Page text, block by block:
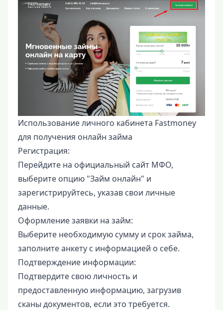
Использование личного кабинета Fastmoney
для получения онлайн займа
Регистрация:
Перейдите на официальный сайт МФО,
выберите опцию "Займ онлайн" и
зарегистрируйтесь, указав свои личные
данные.
Оформление заявки на займ:
Выберите необходимую сумму и срок займа,
заполните анкету с информацией о себе.
Подтверждение информации:
Подтвердите свою личность и
предоставленную информацию, загрузив
сканы документов, если это требуется.